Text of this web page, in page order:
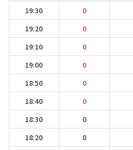
19:30
0
19:20
0
19:10
0
19:00
0
18:50
0
18:40
0
18:30
0
18:20
0